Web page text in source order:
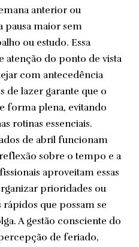
anterior ou
maior sem
ou estudo. Essa
atenção do ponto de vista
com antecedência
de lazer garante que o
forma plena, evitando
rotinas essenciais.
de abril funcionam
sobre o tempo e a
aproveitam essas
prioridades ou
que possam se
A gestão consciente do
de feriado,